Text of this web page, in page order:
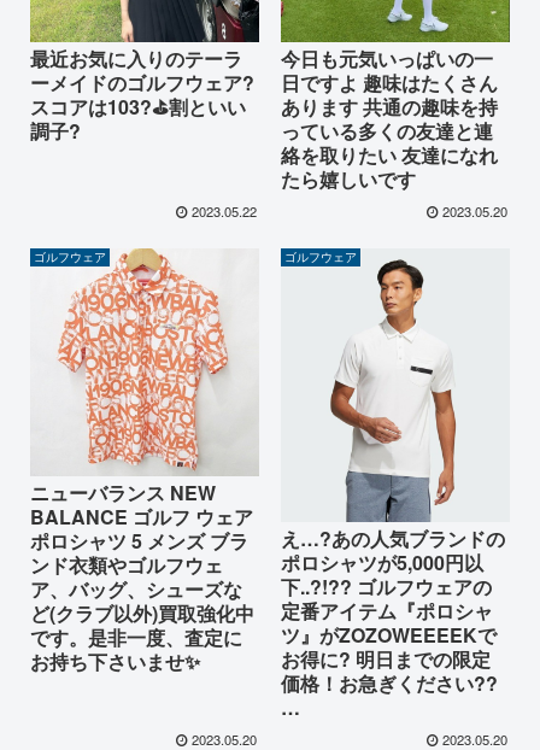
最近お気に入りのテーラ
ーメイドのゴルフウェア?
スコアは103?⛳️割といい
調子?
2023.05.22
今日も元気いっぱいの一
日ですよ 趣味はたくさん
あります 共通の趣味を持
っている多くの友達と連
絡を取りたい 友達になれ
たら嬉しいです
2023.05.20
ゴルフウェア
ニューバランス NEW
BALANCE ゴルフ ウェア
ポロシャツ 5 メンズ ブラ
ンド衣類やゴルフウェ
ア、バッグ、シューズな
ど(クラブ以外)買取強化中
です。是非一度、査定に
お持ち下さいませ✨
2023.05.20
ゴルフウェア
え…?あの人気ブランドの
ポロシャツが5,000円以
下..?!??️ ゴルフウェアの
定番アイテム『ポロシャ
ツ』がZOZOWEEEEKで
お得に? 明日までの限定
価格！お急ぎください?‍?
…
2023.05.20